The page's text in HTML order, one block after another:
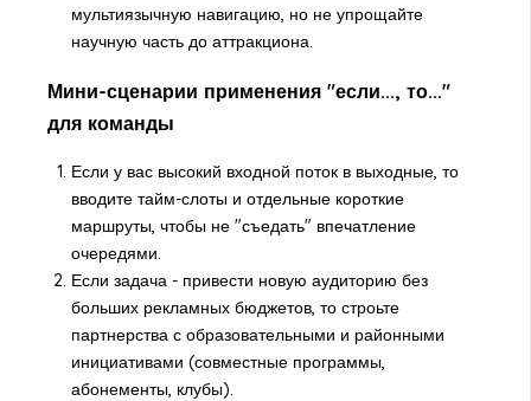
мультиязычную навигацию, но не упрощайте
научную часть до аттракциона.
Мини-сценарии применения "если..., то..."
для команды
Если у вас высокий входной поток в выходные, то
вводите тайм-слоты и отдельные короткие
маршруты, чтобы не "съедать" впечатление
очередями.
Если задача - привести новую аудиторию без
больших рекламных бюджетов, то строьте
партнерства с образовательными и районными
инициативами (совместные программы,
абонементы, клубы).